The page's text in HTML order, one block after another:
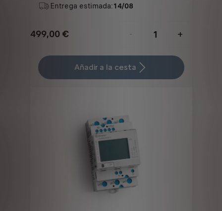
Entrega estimada:14/08
499,00 €
Price
499,00
-
+
Quantity
updated
Añadir a la cesta